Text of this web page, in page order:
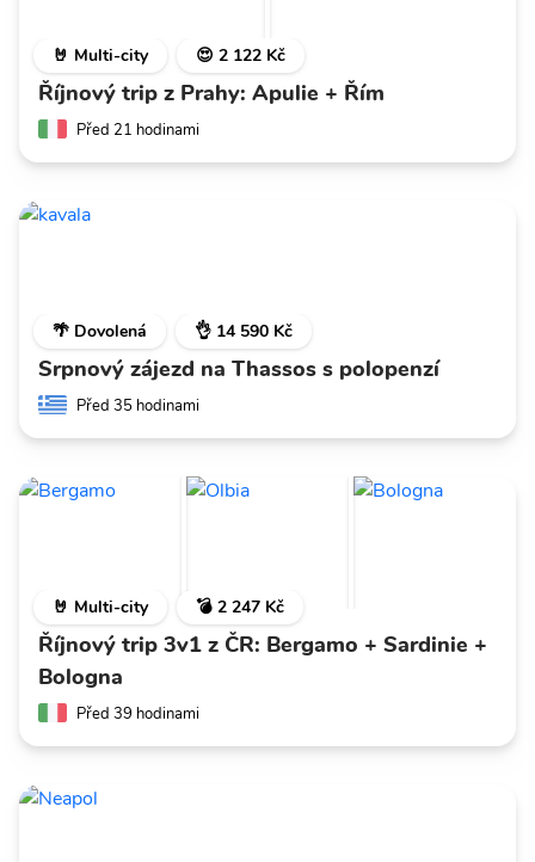
🤘 Multi-city 😍 2 122 Kč
Říjnový trip z Prahy: Apulie + Řím
Před 21 hodinami
🌴 Dovolená 👌 14 590 Kč
Srpnový zájezd na Thassos s polopenzí
Před 35 hodinami
🤘 Multi-city 💣 2 247 Kč
Říjnový trip 3v1 z ČR: Bergamo + Sardinie +
Bologna
Před 39 hodinami